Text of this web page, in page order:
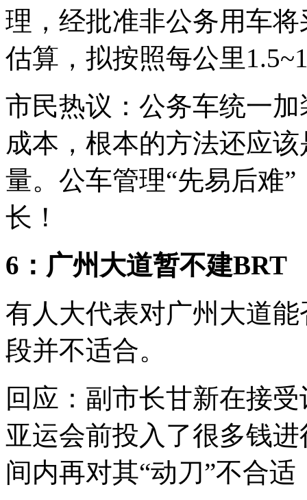
理，经批准非公务用车
估算，拟按照每公里
市民热议：公务车统一
成本，根本的方法还应
量。公车管理“先易后难
长！
6：广州大道暂不建BRT
有人大代表对广州大道
段并不适合。
回应：副市长甘新在接
亚运会前投入了很多钱
间内再对其“动刀”不合